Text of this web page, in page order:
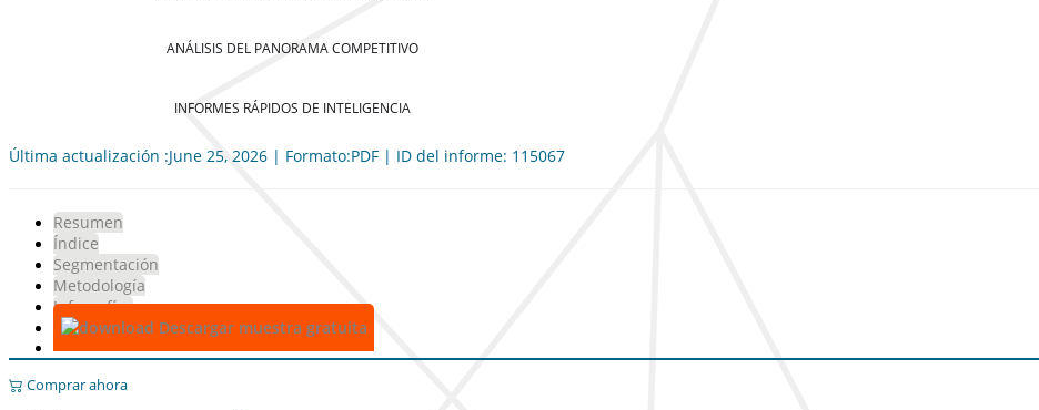
ANÁLISIS DEL PANORAMA COMPETITIVO
INFORMES RÁPIDOS DE INTELIGENCIA
Última actualización :June 25, 2026 | Formato:PDF | ID del informe: 115067
Resumen
Índice
Segmentación
Metodología
Infografías
Descargar muestra gratuita
Comprar ahora